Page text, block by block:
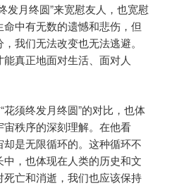
发月终圆”来宽慰友人，也宽慰
中有无数的遗憾和悲伤，但
我们无法改变也无法逃避。
真正地面对生活、面对人
花须终发月终圆”的对比，也体
秩序的深刻理解。在他看
是无限循环的。这种循环不
，也体现在人类的历史和文
亡和消逝，我们也应该保持